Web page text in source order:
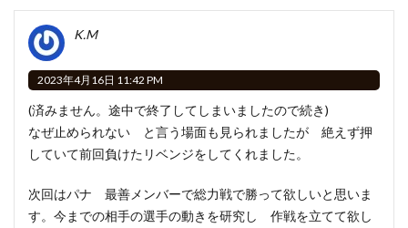
K.M
2023年4月16日 11:42 PM
(済みません。途中で終了してしまいましたので続き)
なぜ止められない と言う場面も見られましたが 絶えず押
していて前回負けたリベンジをしてくれました。
次回はパナ 最善メンバーで総力戦で勝って欲しいと思いま
す。今までの相手の選手の動きを研究し 作戦を立てて欲し